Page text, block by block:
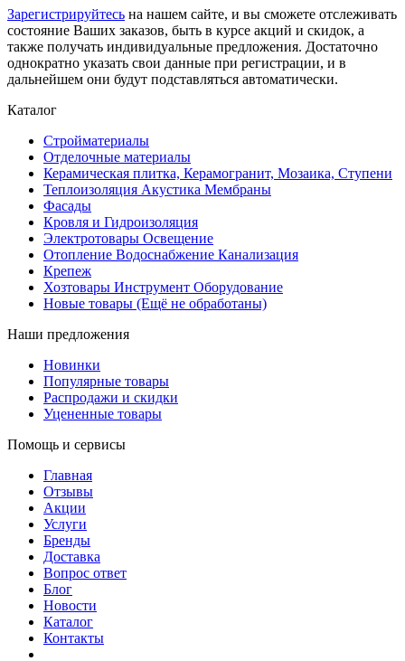
Зарегистрируйтесь на нашем сайте, и вы сможете отслеживать
состояние Ваших заказов, быть в курсе акций и скидок, а
также получать индивидуальные предложения. Достаточно
однократно указать свои данные при регистрации, и в
дальнейшем они будут подставляться автоматически.
Каталог
Стройматериалы
Отделочные материалы
Керамическая плитка, Керамогранит, Мозаика, Ступени
Теплоизоляция Акустика Мембраны
Фасады
Кровля и Гидроизоляция
Электротовары Освещение
Отопление Водоснабжение Канализация
Крепеж
Хозтовары Инструмент Оборудование
Новые товары (Ещё не обработаны)
Наши предложения
Новинки
Популярные товары
Распродажи и скидки
Уцененные товары
Помощь и сервисы
Главная
Отзывы
Акции
Услуги
Бренды
Доставка
Вопрос ответ
Блог
Новости
Каталог
Контакты